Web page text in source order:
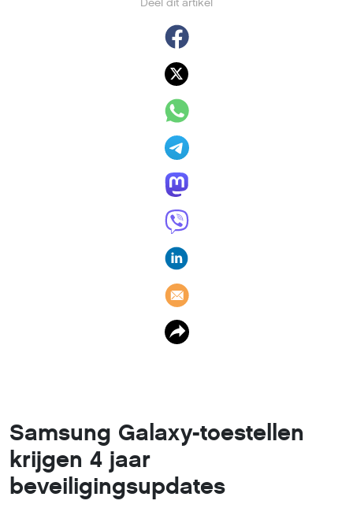
Deel dit artikel
Samsung Galaxy-toestellen
krijgen 4 jaar
beveiligingsupdates